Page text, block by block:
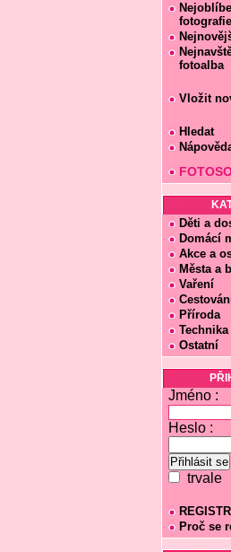
fotografie
fotoalba
Vložit
Hledat
Děti a
Domácí
Akce a
Města a
Vaření
Příroda
Technika
Ostatní
Jméno :
Heslo :
trvale
Proč se